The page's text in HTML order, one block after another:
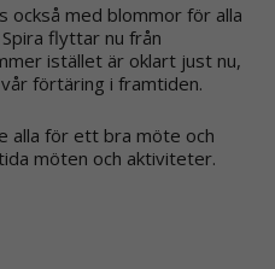
också med blommor för alla
flyttar nu från
istället är oklart just nu,
förtäring i framtiden.
alla för ett bra möte och
möten och aktiviteter.